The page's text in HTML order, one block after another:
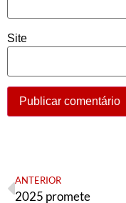
Site
ANTERIOR
2025 promete